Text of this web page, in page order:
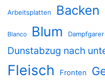
Arbeitsplatten Backen
Blanco Blum Dampfgarer
Dunstabzug nach
Fleisch Fronten